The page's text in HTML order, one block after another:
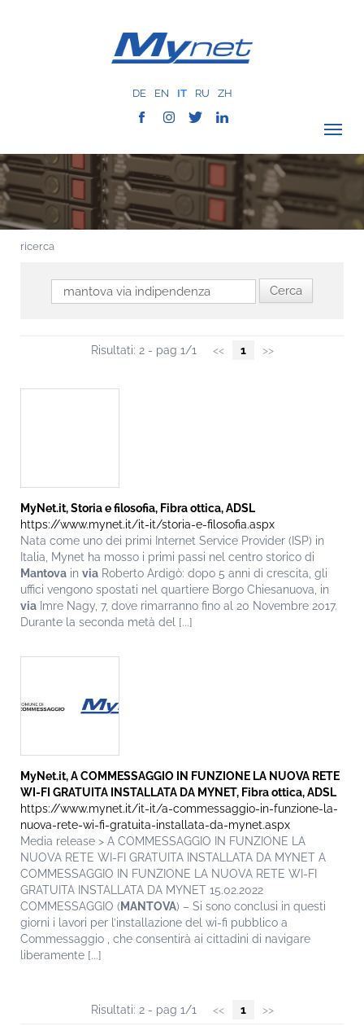
DE EN IT RU ZH
VERIFICA COPERTURA
AZIENDA
RETE
SERVIZI
MYNET
CASE HISTORY
ricerca
Risultati: 2 - pag 1/1 << 1 >>
MyNet.it, Storia e filosofia, Fibra ottica, ADSL
https://www.mynet.it/it-it/storia-e-filosofia.aspx
Nata come uno dei primi Internet Service Provider (ISP) in
Italia, Mynet ha mosso i primi passi nel centro storico di
Mantova in via Roberto Ardigò: dopo 5 anni di crescita, gli
uffici vengono spostati nel quartiere Borgo Chiesanuova, in
via Imre Nagy, 7, dove rimarranno fino al 20 Novembre 2017.
Durante la seconda metà del [...]
MyNet.it, A COMMESSAGGIO IN FUNZIONE LA NUOVA RETE
WI-FI GRATUITA INSTALLATA DA MYNET, Fibra ottica, ADSL
https://www.mynet.it/it-it/a-commessaggio-in-funzione-la-
nuova-rete-wi-fi-gratuita-installata-da-mynet.aspx
Media release > A COMMESSAGGIO IN FUNZIONE LA
NUOVA RETE WI-FI GRATUITA INSTALLATA DA MYNET A
COMMESSAGGIO IN FUNZIONE LA NUOVA RETE WI-FI
GRATUITA INSTALLATA DA MYNET 15.02.2022
COMMESSAGGIO ( MANTOVA) – Si sono conclusi in questi
giorni i lavori per l’installazione del wi-fi pubblico a
Commessaggio , che consentirà ai cittadini di navigare
liberamente [...]
Risultati: 2 - pag 1/1 << 1 >>